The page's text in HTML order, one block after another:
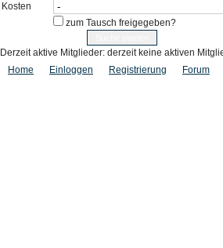
Kosten
zum Tausch freigegeben?
Derzeit aktive Mitglieder: derzeit keine aktiven
Home
Einloggen Registrierung Forum